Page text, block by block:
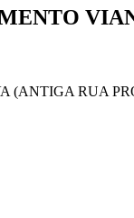
(ANTIGA RUA